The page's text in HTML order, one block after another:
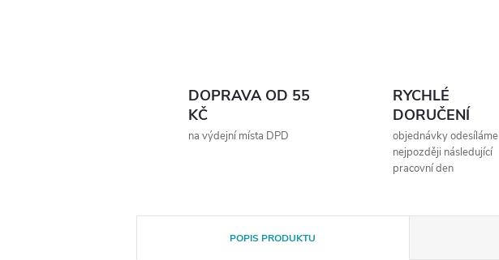
DOPRAVA OD 55
KČ
na výdejní místa DPD
RYCHLÉ
DORUČENÍ
objednávky odesíláme
nejpozději následující
pracovní den
POPIS PRODUKTU